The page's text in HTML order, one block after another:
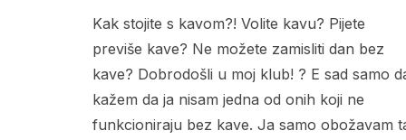
Kak stojite s kavom?! Volite kavu? Pijete
previše kave? Ne možete zamisliti dan bez
kave? Dobrodošli u moj klub! ? E sad samo
kažem da ja nisam jedna od onih koji ne
funkcioniraju bez kave. Ja samo obožavam